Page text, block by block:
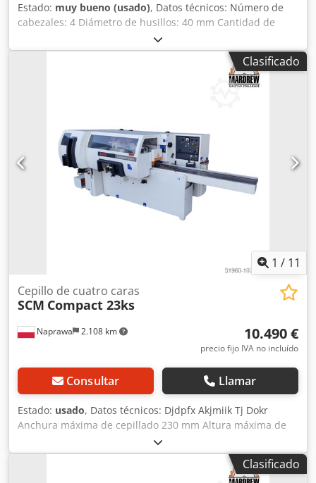
Estado: muy bueno (usado), Datos técnicos: Número de
cabezales: 4 Diámetro de husillos: 40 mm Cantidad de
husillos: 4 Secuencia de husillos: inferior derecha
izquierda superior Segundo y tercer husillo accionados por
un solo motor Rodillo dentado en la mesa delante del
primer cabezal Cantidad de rodillos de acero de tracción: 5
en la mesa: 1 Diámetro de boca de aspiración: Regulación
continua del avance Avance mediante ejes cardán Bomba
de lubricación para la mesa de trabajo 2 rodillos lisos en la
mesa Presión: 6 atm. Elevación eléctrica del chasis
Alimentación: 400 V Potencia total: 28 kW Dodpfx Aksxbqcio
Dokr Dimensiones totales: Longitud: 4100 mm Ancho: 1880
Clasificado
1 / 11
Naprawa 2.108 km
Cepillo de cuatro caras
SCM Compact 23ks
10.490 €
precio fijo IVA no incluído
Consultar Llamar
Estado: usado, Datos técnicos: Djdpfx Akjmiik Tj Dokr
Anchura máxima de cepillado 230 mm Altura máxima de
cepillado 120 mm Diámetro del eje: 40 mm Número de
husillos: 5 Secuencia de husillos: abajo 5,5 kW derecha +
izquierda 11 kW superior 7,5 kW universal 5,5 kW Cada
Clasificado